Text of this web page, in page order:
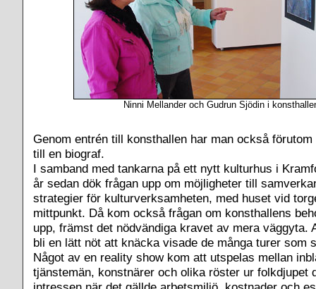
Ninni Mellander och Gudrun Sjödin i
Genom entrén till konsthallen har man också
till en biograf.
I samband med tankarna på ett nytt kulturhus i
år sedan dök frågan upp om möjligheter till
strategier för kulturverksamheten, med huset vid
mittpunkt. Då kom också frågan om konsthallens
upp, främst det nödvändiga kravet av mera väggyta.
bli en lätt nöt att knäcka visade de många turer som
Något av en reality show kom att utspelas mellan
tjänstemän, konstnärer och olika röster ur folkdjupet